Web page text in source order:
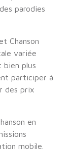
parodies
Chanson
variée
bien plus
participer à
des prix
en
mobile.